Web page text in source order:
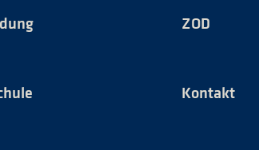
ZOD
Kontakt